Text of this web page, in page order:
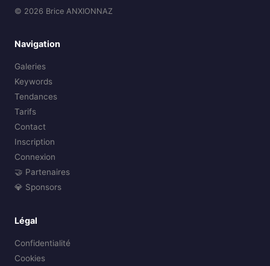
© 2026 Brice ANXIONNAZ
Navigation
Galeries
Keywords
Tendances
Tarifs
Contact
Inscription
Connexion
🤝 Partenaires
💎 Sponsors
Légal
Confidentialité
Cookies